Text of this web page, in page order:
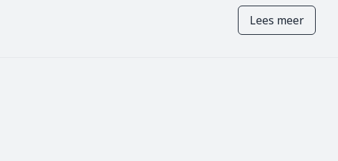
om deze ongerepte en authentieke streek te
heerlijke tuin en veel middagen kunt u doorbrengen op uw
Lees meer